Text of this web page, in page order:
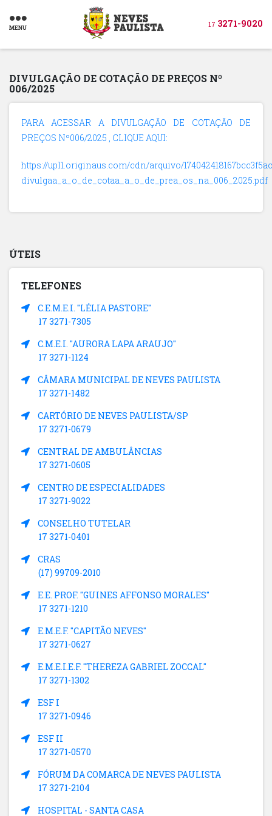
MENU 17 3271-9020
DIVULGAÇÃO DE COTAÇÃO DE PREÇOS Nº
006/2025
PARA ACESSAR A DIVULGAÇÃO DE COTAÇÃO DE
PREÇOS Nº006/2025 , CLIQUE AQUI:
https://upl1.originaus.com/cdn/arquivo/
divulgaa_a_o_de_cotaa_a_o_de_prea_os_na_006_2025.pdf
ÚTEIS
TELEFONES
C.E.M.E.I. "LÉLIA PASTORE"
17 3271-7305
C.M.E.I. "AURORA LAPA ARAUJO"
17 3271-1124
CÂMARA MUNICIPAL DE NEVES PAULISTA
17 3271-1482
CARTÓRIO DE NEVES PAULISTA/SP
17 3271-0679
CENTRAL DE AMBULÂNCIAS
17 3271-0605
CENTRO DE ESPECIALIDADES
17 3271-9022
CONSELHO TUTELAR
17 3271-0401
CRAS
(17) 99709-2010
E.E. PROF. "GUINES AFFONSO MORALES"
17 3271-1210
E.M.E.F. "CAPITÃO NEVES"
17 3271-0627
E.M.E.I.E.F. "THEREZA GABRIEL ZOCCAL"
17 3271-1302
ESF I
17 3271-0946
ESF II
17 3271-0570
FÓRUM DA COMARCA DE NEVES PAULISTA
17 3271-2104
HOSPITAL - SANTA CASA